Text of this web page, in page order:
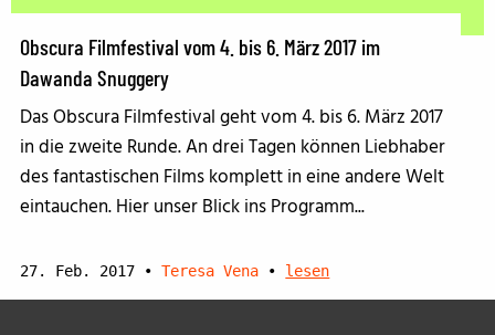
Obscura Filmfestival vom 4. bis 6. März 2017 im
Dawanda Snuggery
Das Obscura Filmfestival geht vom 4. bis 6. März 2017
in die zweite Runde. An drei Tagen können Liebhaber
des fantastischen Films komplett in eine andere Welt
eintauchen. Hier unser Blick ins Programm...
27. Feb. 2017 • Teresa Vena • lesen